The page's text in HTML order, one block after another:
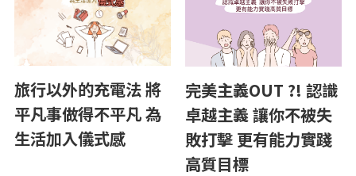
旅行以外的充電法 將
平凡事做得不平凡 為
生活加入儀式感
完美主義OUT ?! 認識
卓越主義 讓你不被失
敗打擊 更有能力實踐
高質目標